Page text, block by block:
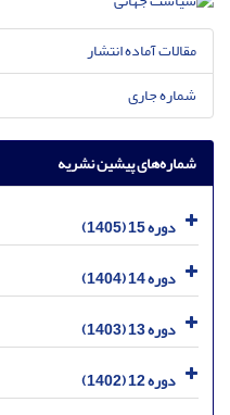
مقالات آماده انتشار
شماره جاری
شماره‌های پیشین نشریه
دوره 15 (1405)
دوره 14 (1404)
دوره 13 (1403)
دوره 12 (1402)